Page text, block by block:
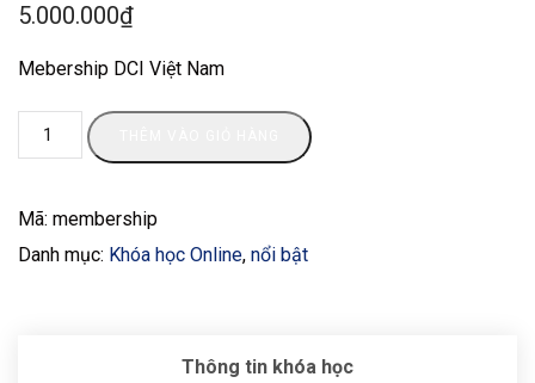
5.000.000₫
Mebership DCI Việt Nam
Mã: membership
Danh mục: Khóa học Online, nổi bật
Thông tin khóa học